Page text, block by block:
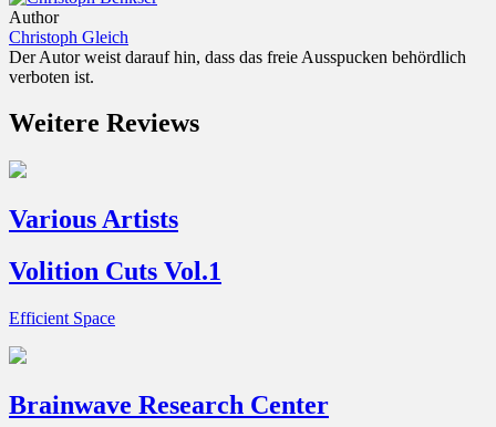
Author
Christoph Gleich
Der Autor weist darauf hin, dass das freie Ausspucken behördlich
verboten ist.
Weitere Reviews
Various Artists
Volition Cuts Vol.1
Efficient Space
Brainwave Research Center